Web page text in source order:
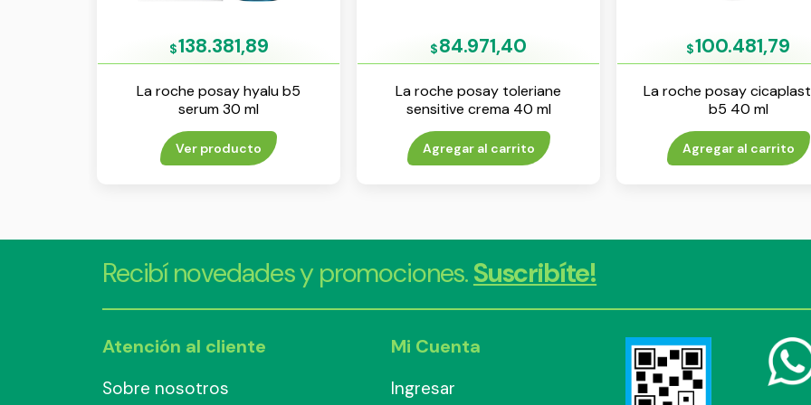
$138.381,89
La roche posay hyalu b5
serum 30 ml
Ver producto
$84.971,40
La roche posay toleriane
sensitive crema 40 ml
Agregar al carrito
$100.481,79
La roche posay
b5 40 ml
Agregar al carrito
Recibí novedades y promociones.Suscribíte!
Atención al cliente
Sobre nosotros
Mi Cuenta
Ingresar